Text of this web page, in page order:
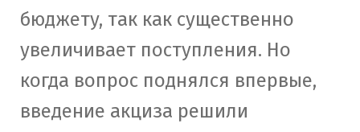
бюджету, так как существенно
увеличивает поступления. Но
когда вопрос поднялся впервые,
введение акциза решили